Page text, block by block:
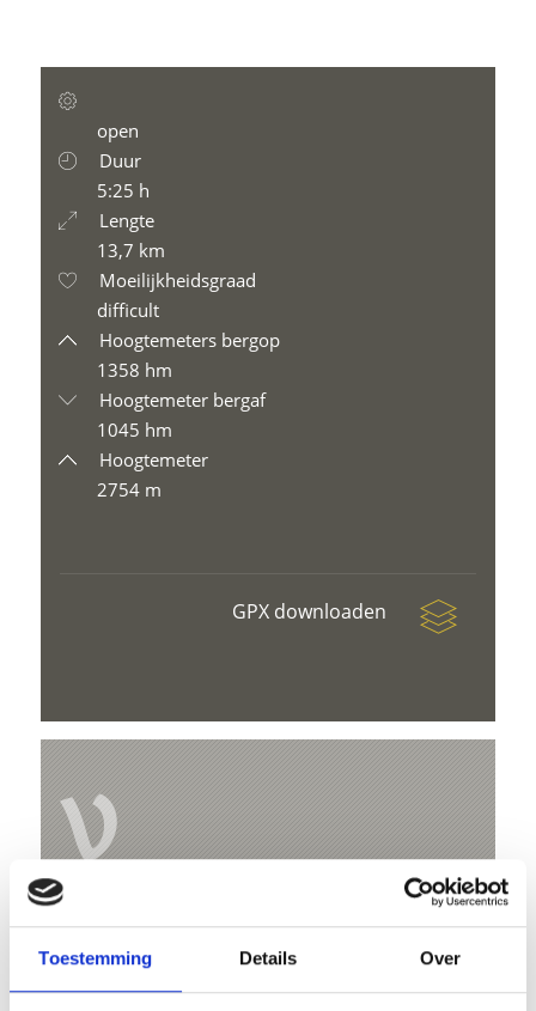
Toestemming Details Over
open
Duur
5:25 h
Lengte
13,7 km
Moeilijkheidsgraad
difficult
Hoogtemeters bergop
1358 hm
Hoogtemeter bergaf
1045 hm
Hoogtemeter
2754 m
GPX downloaden
V
Mountain Tour to Piz Chavalatsch
Kreuzweg 4 C